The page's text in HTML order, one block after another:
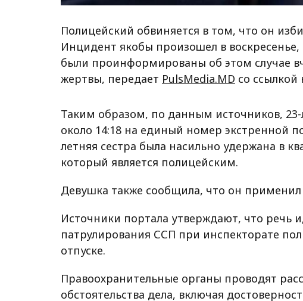
Полицейский обвиняется в том, что он
Инцидент якобы произошел в воскресенье,
были проинформированы об этом случае
жертвы, передает PulsMedia.MD со ссылкой
Таким образом, по данным источников,
около 14:18 на единый номер экстренной
летняя сестра была насильно удержана в
который является полицейским.
Девушка также сообщила, что он применил
Источники портала утверждают, что речь
патрулирования ССП при инспекторате
отпуске.
Правоохранительные органы проводят
обстоятельства дела, включая